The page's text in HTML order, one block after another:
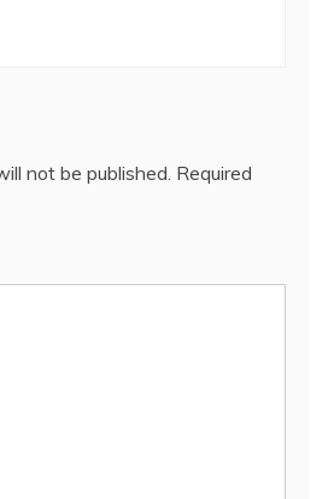
not be published. Required